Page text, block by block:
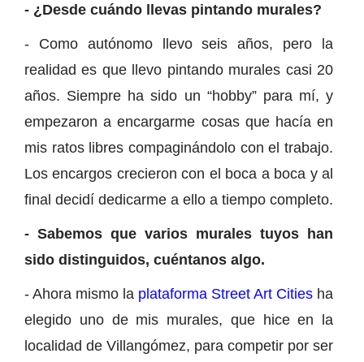
- ¿Desde cuándo llevas pintando murales?
- Como autónomo llevo seis años, pero la
realidad es que llevo pintando murales casi 20
años. Siempre ha sido un “hobby” para mí, y
empezaron a encargarme cosas que hacía en
mis ratos libres compaginándolo con el trabajo.
Los encargos crecieron con el boca a boca y al
final decidí dedicarme a ello a tiempo completo.
- Sabemos que varios murales tuyos han
sido distinguidos, cuéntanos algo.
- Ahora mismo la plataforma Street Art Cities ha
elegido uno de mis murales, que hice en la
localidad de Villangómez, para competir por ser